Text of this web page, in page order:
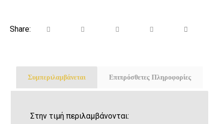
Συμπεριλαμβάνεται Επιπρόσθετες Πληροφορίες
Στην τιμή περιλαμβάνονται: